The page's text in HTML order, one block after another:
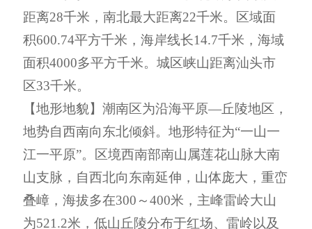
距离28千米 ，南北最大距离22千米。区域面
积600.74平方千米 ，海岸线长14.7千米 ，海域
面积4000多平方千米。城区峡山距离汕头市
区33千米。
【地形地貌】潮南区为沿海平原—丘陵地区，
地势自西南向东北倾斜。地形特征为“一山一
江一平原”。区境西南部南山属莲花山脉大南
山支脉，自西北向东南延伸，山体庞大，重峦
叠嶂，海拔多在300 ～400米，主峰雷岭大山
为521 .2米 ，低山丘陵分布于红场、雷岭以及